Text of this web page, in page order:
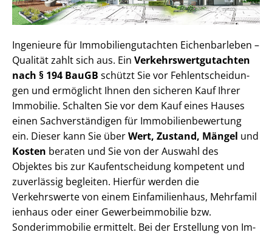
Ingenieure für Im­mo­bi­li­en­gut­ach­ten Eichenbarleben –
Qualität zahlt sich aus. Ein Ver­kehrs­wert­gut­ach­ten
nach § 194 BauGB schützt Sie vor Fehl­ent­schei­dun­
gen und ermöglicht Ihnen den sicheren Kauf Ihrer
Immobilie. Schalten Sie vor dem Kauf eines Hauses
einen Sach­ver­stän­di­gen für Im­mo­bi­li­en­be­wer­tung
ein. Dieser kann Sie überWert, Zustand, Mängel und
Kosten beraten und Sie von der Auswahl des
Objektes bis zur Kauf­ent­schei­dung kompetent und
zuverlässig begleiten. Hierfür werden die
Verkehrswerte von einem Einfamilienhaus, Mehr­fa­mi­l
i­en­haus oder einer Ge­wer­be­im­mo­bi­lie bzw.
Sonderimmobilie ermittelt. Bei der Erstellung von Im­